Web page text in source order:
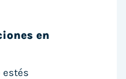
en
estés